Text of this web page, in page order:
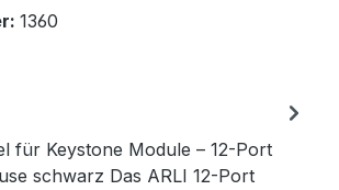
1360
für Keystone Module – 12-Port
schwarz Das ARLI 12-Port